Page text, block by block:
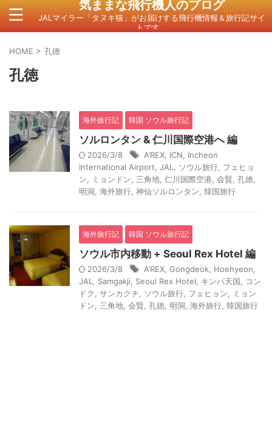
気ままな飛行機人のプログ
JALマイラー「タヌキ猫」がお届けする飛行機情報＆旅行記サイ
トです。
HOME > 孔徳
孔徳
海外旅行記 韓国 ソウル旅行記
ソルロンタン & 仁川国際空港へ 編
2026/3/8 A’REX ICN
Incheon
International Airport JAL ソウル旅行 フェヒョ
ン
ミョンドン 三角地 仁川国際空港 会賢 孔徳
明洞 海外旅行 神仙ソルロンタン 韓国旅行
海外旅行記 韓国 ソウル旅行記
ソウル市内移動 + Seoul Rex Hotel 編
2026/3/8 A’REX Gongdeok Hoehyeon
JAL
Samgakji Seoul Rex Hotel キンパ天国
コン
ドク
サンカクチ ソウル旅行 フェヒョン
ミョン
ドン
三角地 会賢 孔徳 明洞 海外旅行 韓国旅行